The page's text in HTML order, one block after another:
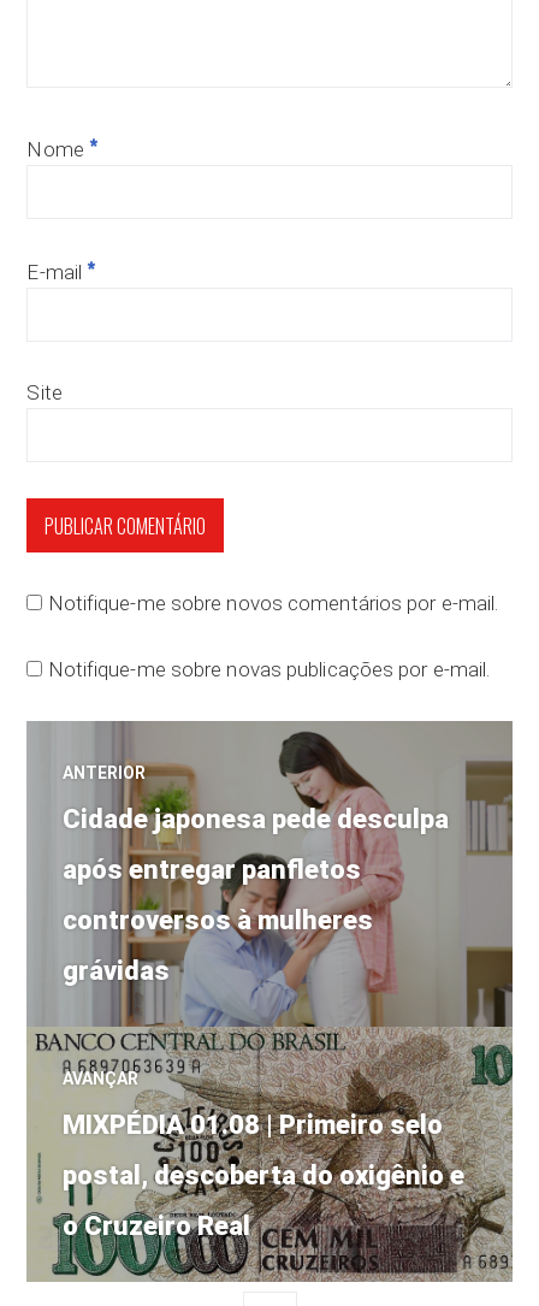
Nome *
E-mail *
Site
Notifique-me sobre novos comentários por e-mail.
Notifique-me sobre novas publicações por e-mail.
Navegação
de
Post
ANTERIOR
Post
anterior:
Cidade japonesa pede desculpa
após entregar panfletos
controversos à mulheres
grávidas
AVANÇAR
Próximo
post:
MIXPÉDIA 01.08 | Primeiro selo
postal, descoberta do oxigênio e
o Cruzeiro Real